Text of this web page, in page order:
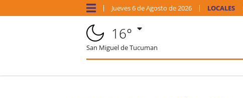
Jueves6 deAgosto de 2026 LOCALES
16°
San Miguel de Tucuman